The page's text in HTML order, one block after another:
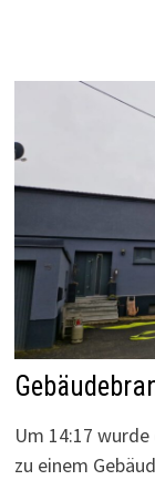
Um 14:17
zu einem